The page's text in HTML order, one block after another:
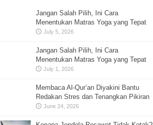
Jangan Salah Pilih, Ini Cara
Menentukan Matras Yoga yang Tepat
July 5, 2026
Jangan Salah Pilih, Ini Cara
Menentukan Matras Yoga yang Tepat
July 1, 2026
Membaca Al-Qur’an Diyakini Bantu
Redakan Stres dan Tenangkan Pikiran
June 24, 2026